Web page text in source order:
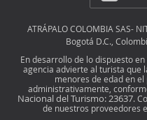
ATRÁPALO COLOMBIA SAS-
Bogotá D.C.,
En desarrollo de lo dispuesto
agencia advierte al turista que
menores de edad en
administrativamente,
Nacional del Turismo: 23637.
de nuestros proveedores